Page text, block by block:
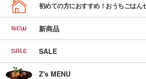
初めての方におすすめ！おうちごはん
新商品
SALE
Z's MENU